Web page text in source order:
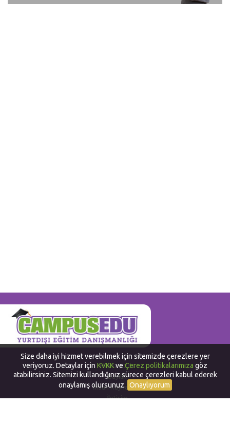
Hakkımızda
Bayilik
İnsan Kaynakları
İletişim
Size daha iyi hizmet verebilmek için sitemizde çerezlere yer
veriyoruz. Detaylar için KVKKveÇerez politikalarımıza göz
atabilirsiniz. Sitemizi kullandığınız sürece çerezleri kabul ederek
onaylamış olursunuz. Onaylıyorum